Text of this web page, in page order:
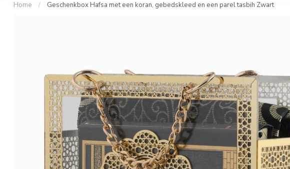
Home / Geschenkbox Hafsa met een koran, gebedskleed en een parel tasbih Zwart